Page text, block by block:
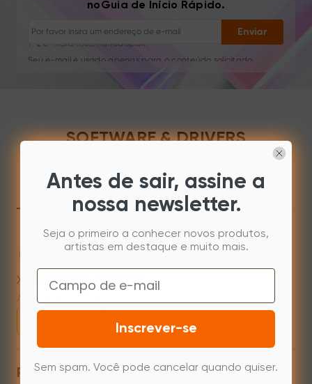
noGuia de Início Rápido.
Enviar
Novos lançamentos e ofertas
1–2 e-mails/mês, nunca spam
Seu e-mail é usado apenas para o conteúdo solicitado
Cancelar inscrição: Um clique a qualquer momento
SOFTWARE & DRIVERS
Mac 10.12~14.2
XPPenMac_3.4.15_240313
Apr 15,2024 PM 17:48
Previous versions
Antes de sair, assine a
nossa newsletter.
Seja o primeiro a conhecer novos produtos,
artistas em destaque e muito mais.
Email
Inscrever-se
Sem spam. Você pode cancelar quando quiser.